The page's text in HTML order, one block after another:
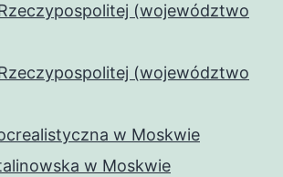
(województwo
(województwo
w Moskwie
w Moskwie